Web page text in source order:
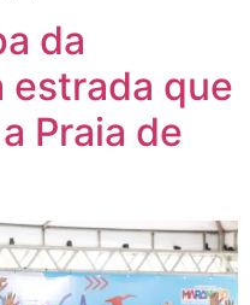
da
estrada que
Praia de